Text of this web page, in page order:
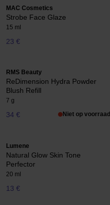
MAC Cosmetics
Strobe Face Glaze
15 ml
23 €
RMS Beauty
ReDimension Hydra Powder
Blush Refill
7 g
34 € Niet op voorraad
Lumene
Natural Glow Skin Tone
Perfector
20 ml
13 €